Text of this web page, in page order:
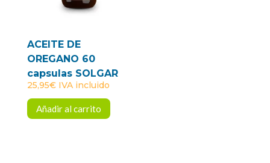
ACEITE DE
OREGANO 60
capsulas SOLGAR
25,95€ IVA incluido
Añadir al carrito